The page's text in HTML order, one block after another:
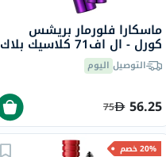
ماسكارا فلورمار بريشس
كورل - ال اف71 كلاسيك بلاك
التوصيل اليوم
56.25
75
20% خصم